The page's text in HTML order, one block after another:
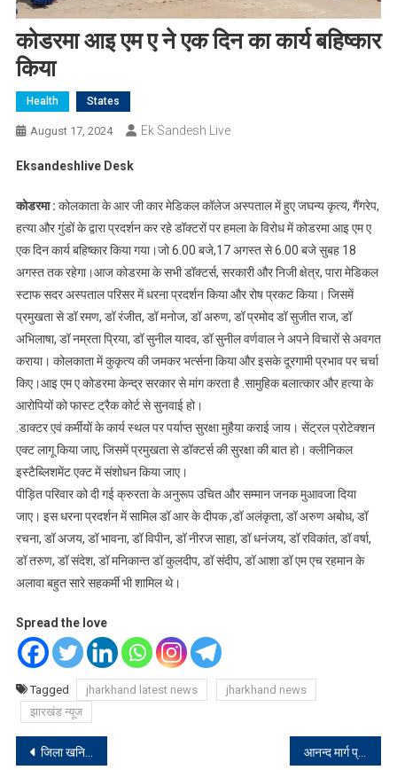
कोडरमा आइ एम ए ने एक दिन का कार्य बहिष्कार
किया
Health States
August 17, 2024 Ek Sandesh Live
Eksandeshlive Desk
कोडरमा : कोलकाता के आर जी कार मेडिकल कॉलेज अस्पताल में हुए जघन्य कृत्य, गैंगरेप,
हत्या और गुंडों के द्वारा प्रदर्शन कर रहे डॉक्टरों पर हमला के विरोध में कोडरमा आइ एम ए
एक दिन कार्य बहिष्कार किया गया।जो 6.00 बजे,17 अगस्त से 6.00 बजे सुबह 18
अगस्त तक रहेगा।आज कोडरमा के सभी डॉक्टर्स, सरकारी और निजी क्षेत्र, पारा मेडिकल
स्टाफ सदर अस्पताल परिसर में धरना प्रदर्शन किया और रोष प्रकट किया। जिसमें
प्रमुखता से डॉ रमण, डॉ रंजीत, डॉ मनोज, डॉ अरुण, डॉ प्रमोद डॉ सुजीत राज, डॉ
अभिलाषा, डॉ नम्रता प्रिया, डॉ सुनील यादव, डॉ सुनील वर्णवाल ने अपने विचारों से अवगत
कराया। कोलकाता में कुकृत्य की जमकर भर्त्सना किया और इसके दूरगामी प्रभाव पर चर्चा
किए।आइ एम ए कोडरमा केन्द्र सरकार से मांग करता है .सामुहिक बलात्कार और हत्या के
आरोपियों को फास्ट ट्रैक कोर्ट से सुनवाई हो।
.डाक्टर एवं कर्मीयों के कार्य स्थल पर पर्याप्त सुरक्षा मुहैया कराई जाय। सेंट्रल प्रोटेक्शन
एक्ट लागू किया जाए, जिसमें प्रमुखता से डॉक्टर्स की सुरक्षा की बात हो। क्लीनिकल
इस्टैब्लिशमेंट एक्ट में संशोधन किया जाए।
पीड़ित परिवार को दी गई क्रुरता के अनुरूप उचित और सम्मान जनक मुआवजा दिया
जाए। इस धरना प्रदर्शन में सामिल डॉ आर के दीपक ,डॉ अलंकृता, डॉ अरुण अबोध, डॉ
रचना, डॉ अजय, डॉ भावना, डॉ विपीन, डॉ नीरज साहा, डॉ धनंजय, डॉ रविकांत, डॉ वर्षा,
डॉ तरुण, डॉ संदेश, डॉ मनिकान्त डॉ कुलदीप, डॉ संदीप, डॉ आशा डॉ एम एच रहमान के
अलावा बहुत सारे सहकर्मी भी शामिल थे।
Spread the love
Tagged jharkhand latest news
jharkhand news
झारखंड न्यूज
Post
जिला खनिज फाउण्डेशन ट्रस्ट अन्तर्गत योजनाओं के चयन के संबंध में विचार-विमर्श